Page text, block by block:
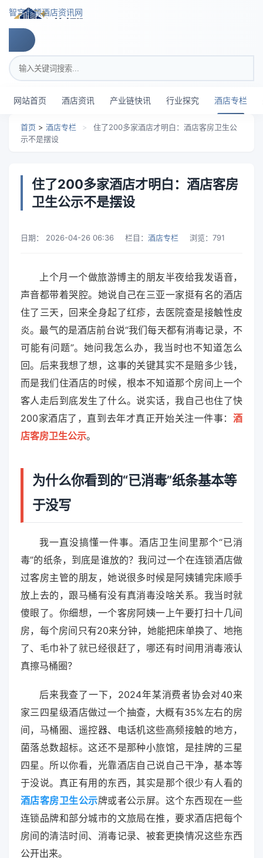
跳转到主要内容
智穹界顿酒店资讯网
搜索关键词
网站首页 酒店资讯 产业链快讯 行业探究 酒店专栏
首页 > 酒店专栏 >
住了200多家酒店才明白：酒店客房卫生公
示不是摆设
住了200多家酒店才明白：酒店客房
卫生公示不是摆设
日期： 2026-04-26 06:36 栏目： 酒店专栏 浏览： 791
上个月一个做旅游博主的朋友半夜给我发语音，
声音都带着哭腔。她说自己在三亚一家挺有名的酒店
住了三天，回来全身起了红疹，去医院查是接触性皮
炎。最气的是酒店前台说“我们每天都有消毒记录，不
可能有问题”。她问我怎么办，我当时也不知道怎么
回。后来我想了想，这事的关键其实不是赔多少钱，
而是我们住酒店的时候，根本不知道那个房间上一个
客人走后到底发生了什么。说实话，我自己也住了快
200家酒店了，直到去年才真正开始关注一件事： 酒
店客房卫生公示。
为什么你看到的“已消毒”纸条基本等
于没写
我一直没搞懂一件事。酒店卫生间里那个“已消
毒”的纸条，到底是谁放的？我问过一个在连锁酒店做
过客房主管的朋友，她说很多时候是阿姨铺完床顺手
放上去的，跟马桶有没有真消毒没啥关系。我当时就
傻眼了。你细想，一个客房阿姨一上午要打扫十几间
房，每个房间只有20来分钟，她能把床单换了、地拖
了、毛巾补了就已经很赶了，哪还有时间用消毒液认
真擦马桶圈？
后来我查了一下，2024年某消费者协会对40来
家三四星级酒店做过一个抽查，大概有35%左右的房
间，马桶圈、遥控器、电话机这些高频接触的地方，
菌落总数超标。这还不是那种小旅馆，是挂牌的三星
四星。所以你看，光靠酒店自己说自己干净，基本等
于没说。真正有用的东西，其实是那个很少有人看的
酒店客房卫生公示牌或者公示屏。这个东西现在一些
连锁品牌和部分城市的文旅局在推，要求酒店把每个
房间的清洁时间、消毒记录、被套更换情况这些东西
公开出来。